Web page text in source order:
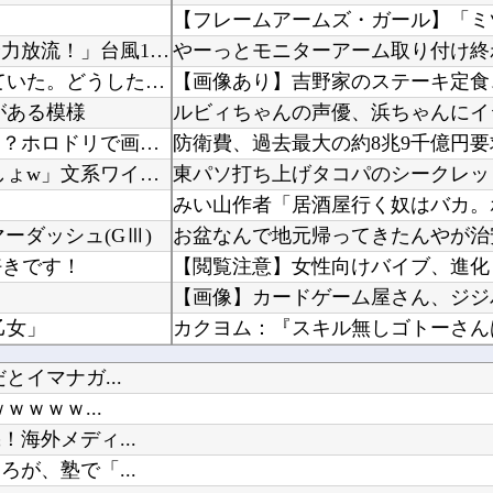
中国「大豪雨！」三峡ダム「基礎部分破損」中国「全力放流！」台風13号「中国上陸予測」台風1...
【マジで閲覧注意】 彼女がずっとエアコンを見上げていた。どうしたの？つけた方がいい？ → ...
ある模様
ホロライブ「さくらみこ」ペンラ振る動作で体調崩す？ホロドリで画面酔いして凸待ち1時間で切り...
【天才】 雪が溶けると何になる？理系「水になるでしょw」文系ワイ「はぁ～…」→結果ｗｗｗ
ーダッシュ(GⅢ)
です！
」
【画像あり】吉野家のステーキ定
お盆なんで地元帰ってきたんやが
【ウマ娘】日曜日のご機嫌な忠犬
【悲報】1日30分睡眠のプロ、『大
テスラ「日本でEVめっちゃ売れる
【ネオポルテ】昏昏アリア３Dお披
イマナガ...
ｗｗｗｗ...
海外メディ...
が、塾で「...